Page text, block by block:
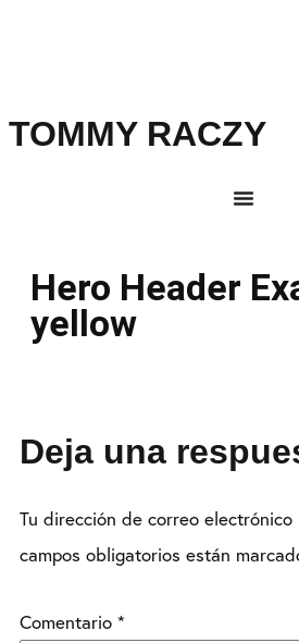
TOMMY RACZY
Hero Header
yellow
Deja una
Tu dirección de correo
campos obligatorios están
Comentario *